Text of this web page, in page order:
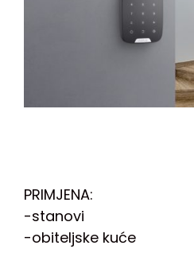
PRIMJENA:
-stanovi
-obiteljske kuće